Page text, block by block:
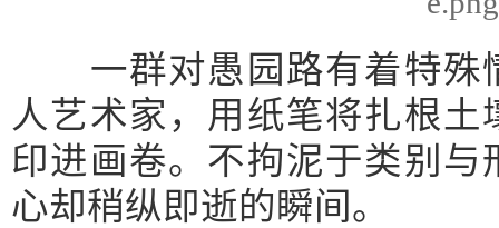
一群对愚园路有着特殊
人艺术家，用纸笔将扎根
印进画卷。不拘泥于类别
心却稍纵即逝的瞬间。